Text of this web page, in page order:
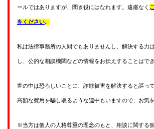
ールではありますが、聞き役にはなれます。遠慮なく
をください。
私は法律事務所の人間でもありませんし、解決する力
し、公的な相談機関などの情報をお伝えすることはでき
世の中は恐ろしいことに、詐欺被害を解決すると謳っ
高額な費用を騙し取るような連中もいますので、お気
※当方は個人の人格尊重の理念のもと、相談に関する